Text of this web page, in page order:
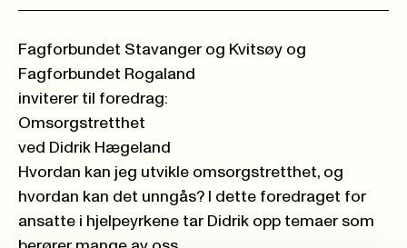
Fagforbundet Stavanger og Kvitsøy og
Fagforbundet Rogaland
inviterer til foredrag:
Omsorgstretthet
ved Didrik Hægeland
Hvordan kan jeg utvikle omsorgstretthet, og
hvordan kan det unngås? I dette foredraget for
ansatte i hjelpeyrkene tar Didrik opp temaer som